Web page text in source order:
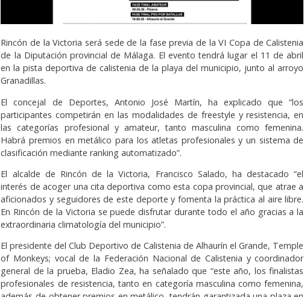
Rincón de la Victoria será sede de la fase previa de la VI Copa de Calistenia
de la Diputación provincial de Málaga. El evento tendrá lugar el 11 de abril
en la pista deportiva de calistenia de la playa del municipio, junto al arroyo
Granadillas.
El concejal de Deportes, Antonio José Martín, ha explicado que “los
participantes competirán en las modalidades de freestyle y resistencia, en
las categorías profesional y amateur, tanto masculina como femenina.
Habrá premios en metálico para los atletas profesionales y un sistema de
clasificación mediante ranking automatizado”.
El alcalde de Rincón de la Victoria, Francisco Salado, ha destacado “el
interés de acoger una cita deportiva como esta copa provincial, que atrae a
aficionados y seguidores de este deporte y fomenta la práctica al aire libre.
En Rincón de la Victoria se puede disfrutar durante todo el año gracias a la
extraordinaria climatología del municipio”.
El presidente del Club Deportivo de Calistenia de Alhaurín el Grande, Temple
of Monkeys; vocal de la Federación Nacional de Calistenia y coordinador
general de la prueba, Eladio Zea, ha señalado que “este año, los finalistas
profesionales de resistencia, tanto en categoría masculina como femenina,